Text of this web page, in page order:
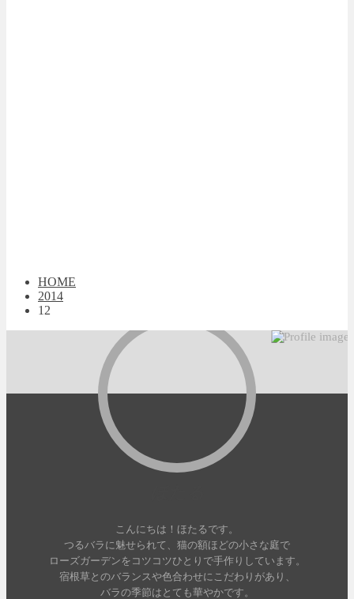
HOME
2014
12
こんにちは！ほたるです。
つるバラに魅せられて、猫の額ほどの小さな庭で
ローズガーデンをコツコツひとりで手作りしています。
宿根草とのバランスや色合わせにこだわりがあり、
バラの季節はとても華やかです。